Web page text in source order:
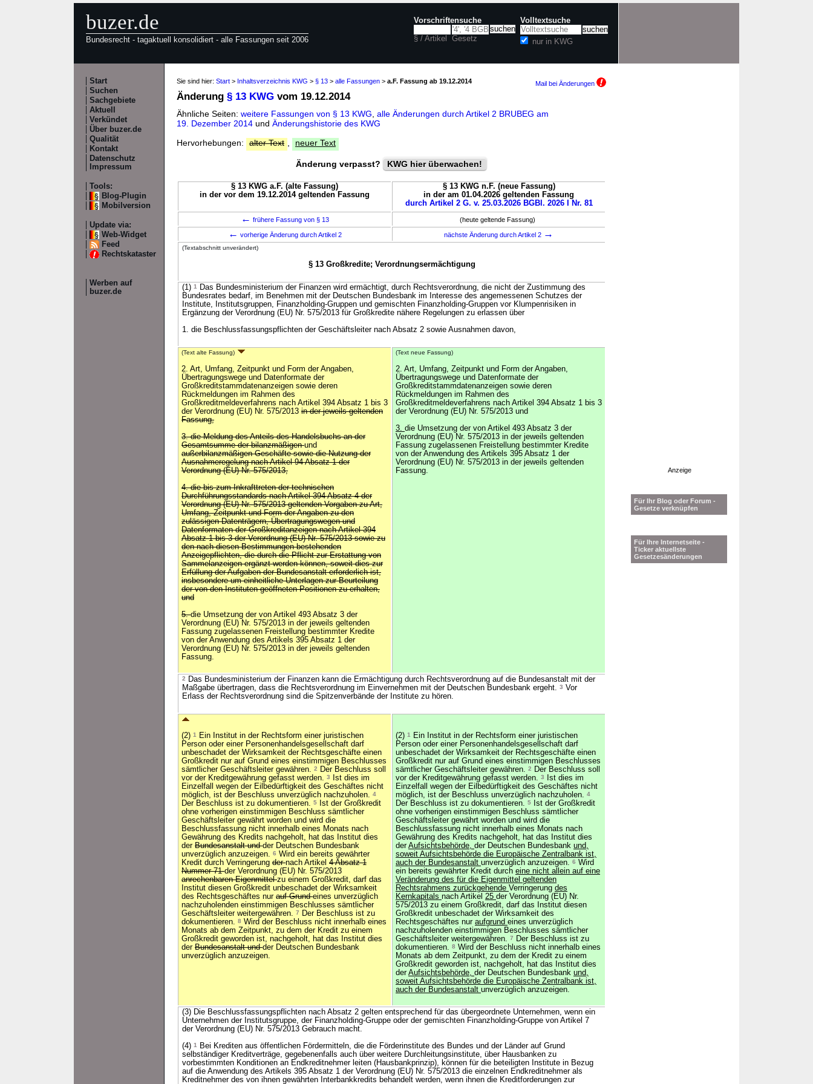
buzer.de
Bundesrecht - tagaktuell konsolidiert - alle Fassungen seit 2006
Vorschriftensuche
§ / Artikel Gesetz
Volltextsuche
nur in KWG
Start
Suchen
Sachgebiete
Aktuell
Verkündet
Über buzer.de
Qualität
Kontakt
Datenschutz
Impressum
Tools:
Blog-Plugin
Mobilversion
Update via:
Web-Widget
Feed
Rechtskataster
Werben auf
buzer.de
Sie sind hier: Start > Inhaltsverzeichnis KWG > § 13 > alle Fassungen > a.F. Fassung ab 19.12.2014 Mail bei Änderungen
Änderung § 13 KWG vom 19.12.2014
Ähnliche Seiten: weitere Fassungen von § 13 KWG alle Änderungen durch Artikel 2 BRUBEG am
19. Dezember 2014 und Änderungshistorie des KWG
Hervorhebungen:
alter Text neuer Text
Änderung verpasst? KWG hier überwachen!
§ 13 KWG a.F. (alte Fassung)
in der vor dem 19.12.2014 geltenden Fassung
§ 13 KWG n.F. (neue Fassung)
in der am 01.04.2026 geltenden Fassung
durch Artikel 2 G. v. 25.03.2026 BGBl. 2026 I Nr. 81
← frühere Fassung von § 13 (heute geltende Fassung)
← vorherige Änderung durch Artikel 2 nächste Änderung durch Artikel 2 →
(Textabschnitt unverändert)
§ 13 Großkredite; Verordnungsermächtigung
(1) 1
Das Bundesministerium der Finanzen wird ermächtigt, durch Rechtsverordnung, die nicht der Zustimmung des
Bundesrates bedarf, im Benehmen mit der Deutschen Bundesbank im Interesse des angemessenen Schutzes der
Institute, Institutsgruppen, Finanzholding-Gruppen und gemischten Finanzholding-Gruppen vor Klumpenrisiken in
Ergänzung der Verordnung (EU) Nr. 575/2013 für Großkredite nähere Regelungen zu erlassen über
1. die Beschlussfassungspflichten der Geschäftsleiter nach Absatz 2 sowie Ausnahmen davon,
(Text alte Fassung)
2. Art, Umfang, Zeitpunkt und Form der Angaben,
Übertragungswege und Datenformate der
Großkreditstammdatenanzeigen sowie deren
Rückmeldungen im Rahmen des
Großkreditmeldeverfahrens nach Artikel 394 Absatz 1 bis 3
der Verordnung (EU) Nr. 575/2013 in der jeweils geltenden
Fassung,
3. die Meldung des Anteils des Handelsbuchs an der
Gesamtsumme der bilanzmäßigenund
außerbilanzmäßigen Geschäfte sowie die Nutzung der
Ausnahmeregelung nach Artikel 94 Absatz 1 der
Verordnung (EU) Nr. 575/2013,
4. die bis zum Inkrafttreten der technischen
Durchführungsstandards nach Artikel 394 Absatz 4 der
Verordnung (EU) Nr. 575/2013 geltenden Vorgaben zu Art,
Umfang, Zeitpunkt und Form der Angaben zu den
zulässigen Datenträgern, Übertragungswegen und
Datenformaten der Großkreditanzeigen nach Artikel 394
Absatz 1 bis 3 der Verordnung (EU) Nr. 575/2013 sowie zu
den nach diesen Bestimmungen bestehenden
Anzeigepflichten, die durch die Pflicht zur Erstattung von
Sammelanzeigen ergänzt werden können, soweit dies zur
Erfüllung der Aufgaben der Bundesanstalt erforderlich ist,
insbesondere um einheitliche Unterlagen zur Beurteilung
der von den Instituten geöffneten Positionen zu erhalten,
und
5.die Umsetzung der von Artikel 493 Absatz 3 der
Verordnung (EU) Nr. 575/2013 in der jeweils geltenden
Fassung zugelassenen Freistellung bestimmter Kredite
von der Anwendung des Artikels 395 Absatz 1 der
Verordnung (EU) Nr. 575/2013 in der jeweils geltenden
Fassung.
(Text neue Fassung)
2. Art, Umfang, Zeitpunkt und Form der Angaben,
Übertragungswege und Datenformate der
Großkreditstammdatenanzeigen sowie deren
Rückmeldungen im Rahmen des
Großkreditmeldeverfahrens nach Artikel 394 Absatz 1 bis 3
der Verordnung (EU) Nr. 575/2013 und
3. die Umsetzung der von Artikel 493 Absatz 3 der
Verordnung (EU) Nr. 575/2013 in der jeweils geltenden
Fassung zugelassenen Freistellung bestimmter Kredite
von der Anwendung des Artikels 395 Absatz 1 der
Verordnung (EU) Nr. 575/2013 in der jeweils geltenden
Fassung.
2
Das Bundesministerium der Finanzen kann die Ermächtigung durch Rechtsverordnung auf die Bundesanstalt mit der
Maßgabe übertragen, dass die Rechtsverordnung im Einvernehmen mit der Deutschen Bundesbank ergeht. 3 Vor
Erlass der Rechtsverordnung sind die Spitzenverbände der Institute zu hören.
(2) 1
Ein Institut in der Rechtsform einer juristischen
Person oder einer Personenhandelsgesellschaft darf
unbeschadet der Wirksamkeit der Rechtsgeschäfte einen
Großkredit nur auf Grund eines einstimmigen Beschlusses
sämtlicher Geschäftsleiter gewähren. 2
Der Beschluss soll
vor der Kreditgewährung gefasst werden. 3
Ist dies im
Einzelfall wegen der Eilbedürftigkeit des Geschäftes nicht
möglich, ist der Beschluss unverzüglich nachzuholen. 4
Der Beschluss ist zu dokumentieren. 5
Ist der Großkredit
ohne vorherigen einstimmigen Beschluss sämtlicher
Geschäftsleiter gewährt worden und wird die
Beschlussfassung nicht innerhalb eines Monats nach
Gewährung des Kredits nachgeholt, hat das Institut dies
der Bundesanstalt undder Deutschen Bundesbank
unverzüglich anzuzeigen. 6 Wird ein bereits gewährter
Kredit durch Verringerung dernach Artikel 4 Absatz 1
Nummer 71der Verordnung (EU) Nr. 575/2013
anrechenbaren Eigenmittelzu einem Großkredit, darf das
Institut diesen Großkredit unbeschadet der Wirksamkeit
des Rechtsgeschäftes nur auf Grundeines unverzüglich
nachzuholenden einstimmigen Beschlusses sämtlicher
Geschäftsleiter weitergewähren. 7
Der Beschluss ist zu
dokumentieren. 8 Wird der Beschluss nicht innerhalb eines
Monats ab dem Zeitpunkt, zu dem der Kredit zu einem
Großkredit geworden ist, nachgeholt, hat das Institut dies
der Bundesanstalt undder Deutschen Bundesbank
unverzüglich anzuzeigen.
(2) 1
Ein Institut in der Rechtsform einer juristischen
Person oder einer Personenhandelsgesellschaft darf
unbeschadet der Wirksamkeit der Rechtsgeschäfte einen
Großkredit nur auf Grund eines einstimmigen Beschlusses
sämtlicher Geschäftsleiter gewähren. 2
Der Beschluss soll
vor der Kreditgewährung gefasst werden. 3
Ist dies im
Einzelfall wegen der Eilbedürftigkeit des Geschäftes nicht
möglich, ist der Beschluss unverzüglich nachzuholen. 4
Der Beschluss ist zu dokumentieren. 5
Ist der Großkredit
ohne vorherigen einstimmigen Beschluss sämtlicher
Geschäftsleiter gewährt worden und wird die
Beschlussfassung nicht innerhalb eines Monats nach
Gewährung des Kredits nachgeholt, hat das Institut dies
derAufsichtsbehörde, der Deutschen Bundesbank und,
soweit Aufsichtsbehörde die Europäische Zentralbank ist,
auch der Bundesanstalt unverzüglich anzuzeigen. 6 Wird
ein bereits gewährter Kredit durch eine nicht allein auf eine
Veränderung des für die Eigenmittel geltenden
Rechtsrahmens zurückgehende Verringerung des
Kernkapitals nach Artikel 25 der Verordnung (EU) Nr.
575/2013 zu einem Großkredit, darf das Institut diesen
Großkredit unbeschadet der Wirksamkeit des
Rechtsgeschäftes nur aufgrund eines unverzüglich
nachzuholenden einstimmigen Beschlusses sämtlicher
Geschäftsleiter weitergewähren. 7
Der Beschluss ist zu
dokumentieren. 8 Wird der Beschluss nicht innerhalb eines
Monats ab dem Zeitpunkt, zu dem der Kredit zu einem
Großkredit geworden ist, nachgeholt, hat das Institut dies
derAufsichtsbehörde, der Deutschen Bundesbank und,
soweit Aufsichtsbehörde die Europäische Zentralbank ist,
auch der Bundesanstalt unverzüglich anzuzeigen.
(3) Die Beschlussfassungspflichten nach Absatz 2 gelten entsprechend für das übergeordnete Unternehmen, wenn ein
Unternehmen der Institutsgruppe, der Finanzholding-Gruppe oder der gemischten Finanzholding-Gruppe von Artikel 7
der Verordnung (EU) Nr. 575/2013 Gebrauch macht.
(4) 1
Bei Krediten aus öffentlichen Fördermitteln, die die Förderinstitute des Bundes und der Länder auf Grund
selbständiger Kreditverträge, gegebenenfalls auch über weitere Durchleitungsinstitute, über Hausbanken zu
vorbestimmten Konditionen an Endkreditnehmer leiten (Hausbankprinzip), können für die beteiligten Institute in Bezug
auf die Anwendung des Artikels 395 Absatz 1 der Verordnung (EU) Nr. 575/2013 die einzelnen Endkreditnehmer als
Kreditnehmer des von ihnen gewährten Interbankkredits behandelt werden, wenn ihnen die Kreditforderungen zur
Anzeige
Für Ihr Blog oder Forum -
Gesetze verknüpfen
Für Ihre Internetseite -
Ticker aktuellste
Gesetzesänderungen